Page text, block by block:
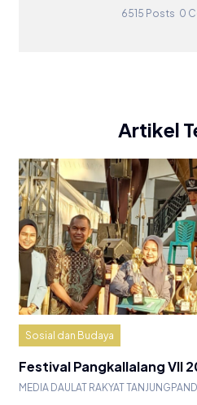
6515 Posts 0
Artikel
Sosial dan Budaya
Festival Pangkallalang VII
MEDIA DAULAT RAKYAT